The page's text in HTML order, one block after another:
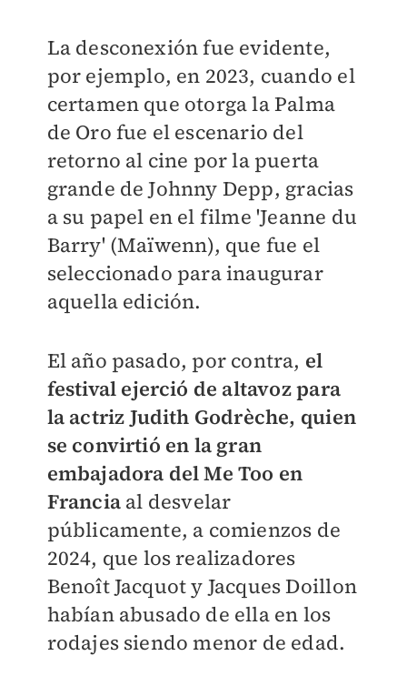
La desconexión fue evidente,
por ejemplo, en 2023, cuando el
certamen que otorga la Palma
de Oro fue el escenario del
retorno al cine por la puerta
grande de Johnny Depp, gracias
a su papel en el filme 'Jeanne du
Barry' (Maïwenn), que fue el
seleccionado para inaugurar
aquella edición.
El año pasado, por contra, el
festival ejerció de altavoz para
la actriz Judith Godrèche, quien
se convirtió en la gran
embajadora del Me Too en
Franciaal desvelar
públicamente, a comienzos de
2024, que los realizadores
Benoît Jacquot y Jacques Doillon
habían abusado de ella en los
rodajes siendo menor de edad.